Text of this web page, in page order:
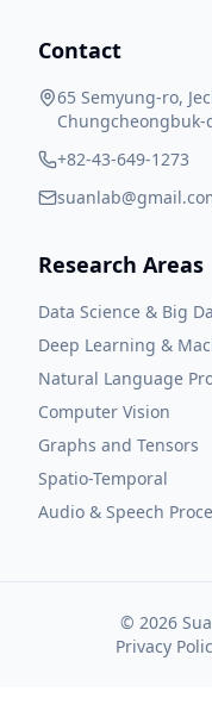
Contact
65 Semyung-ro,
Chungcheongbuk-
+82-43-649-1273
Research Areas
Data Science & Big
Deep Learning &
Natural Language
Computer Vision
Graphs and Tensors
Spatio-Temporal
Audio & Speech
© 2026
Privacy